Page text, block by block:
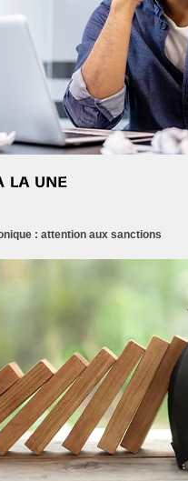
: attention aux sanctions